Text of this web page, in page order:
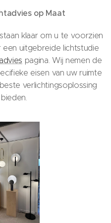
op Maat
klaar om u te voorzien
een uitgebreide lichtstudie
pagina. Wij nemen de
eisen van uw ruimte
verlichtingsoplossing